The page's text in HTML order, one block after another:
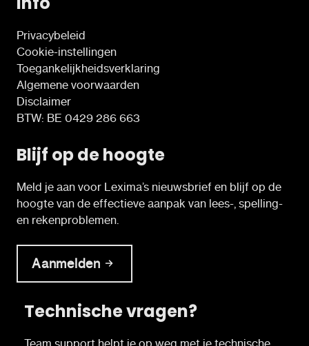
Privacybeleid
Cookie-instellingen
Toegankelijkheidsverklaring
Algemene voorwaarden
Disclaimer
BTW: BE 0429 286 663
Blijf op de hoogte
Meld je aan voor Lexima’s nieuwsbrief en blijf op de
hoogte van de effectieve aanpak van lees-, spelling-
en rekenproblemen.
Aanmelden
Technische vragen?
Team support helpt je op weg met je technische